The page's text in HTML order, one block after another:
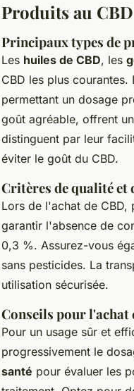
Produits au
Principaux types de
Les huiles de CBD, les
CBD les plus
permettant un dosage
goût agréable, offrent
distinguent par leur
éviter le goût du CBD.
Critères de qualité et
Lors de l'achat de
garantir l'absence de
0,3 %. Assurez-vous
sans pesticides. La
utilisation sécurisée.
Conseils pour
Pour un usage sûr et
progressivement le
santé pour évaluer les